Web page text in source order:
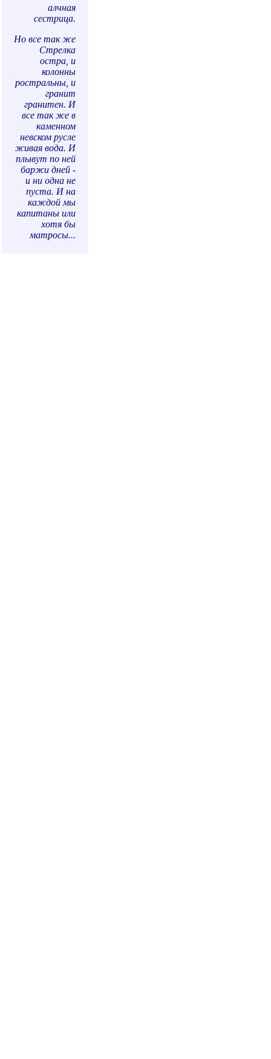
алчная
сестрица.
Но все так же
Стрелка
остра, и
колонны
ростральны, и
гранит
гранитен. И
все так же в
каменном
невском русле
живая вода. И
плывут по ней
баржи дней -
и ни одна не
пуста. И на
каждой мы
капитаны или
хотя бы
матросы...